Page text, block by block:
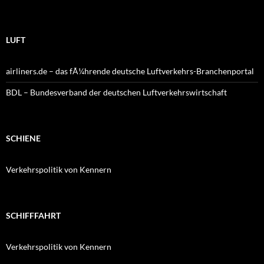
LUFT
airliners.de – das fÃ¼hrende deutsche Luftverkehrs-Branchenportal
BDL – Bundesverband der deutschen Luftverkehrswirtschaft
SCHIENE
Verkehrspolitik von Kennern
SCHIFFFAHRT
Verkehrspolitik von Kennern